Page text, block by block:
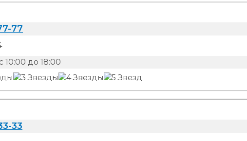
77
10:00 до 18:00
33